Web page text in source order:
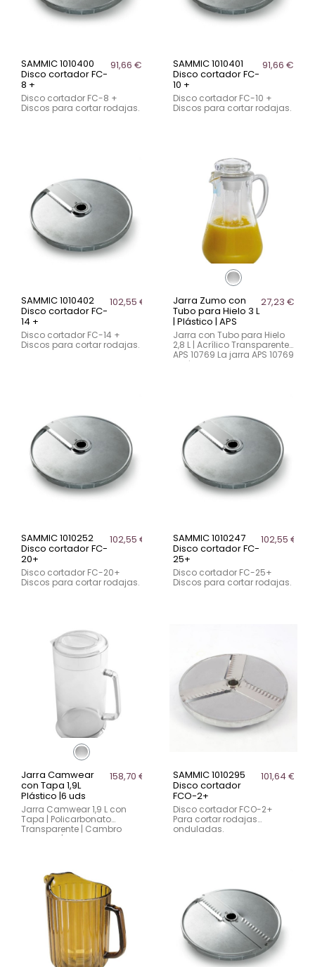
SAMMIC 1010400
Disco cortador FC-
8 +
91,66 €
Disco cortador FC-8 +
Discos para cortar rodajas.
SAMMIC 1010401
Disco cortador FC-
10 +
91,66 €
Disco cortador FC-10 +
Discos para cortar rodajas.
SAMMIC 1010402
Disco cortador FC-
14 +
102,55 €
Disco cortador FC-14 +
Discos para cortar rodajas.
Jarra Zumo con
Tubo para Hielo 3 L
| Plástico | APS
27,23 €
Jarra con Tubo para Hielo
2,8 L | Acrílico Transparente |
APS 10769 La jarra APS 10769
está diseñada para
SAMMIC 1010252
Disco cortador FC-
20+
102,55 €
Disco cortador FC-20+
Discos para cortar rodajas.
SAMMIC 1010247
Disco cortador FC-
25+
102,55 €
Disco cortador FC-25+
Discos para cortar rodajas.
Jarra Camwear
con Tapa 1,9L
Plástico |6 uds
158,70 €
Jarra Camwear 1,9 L con
Tapa | Policarbonato
Transparente | Cambro
PC64CW | 6 uds La jarra
eficiente, higiénico y seguro
SAMMIC 1010295
Disco cortador
FCO-2+
101,64 €
Disco cortador FCO-2+
Para cortar rodajas
onduladas.